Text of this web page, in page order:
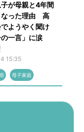
が母親と4年間
なった理由 高
ようやく聞け
一言」に涙
15:35
母子家庭